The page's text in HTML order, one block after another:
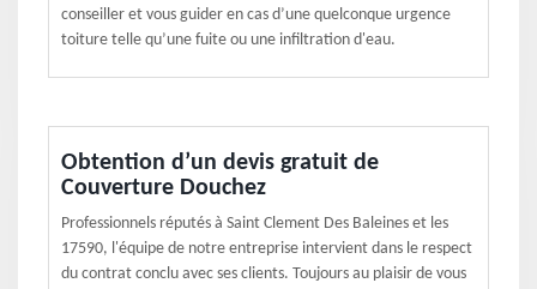
conseiller et vous guider en cas d’une quelconque urgence
toiture telle qu’une fuite ou une infiltration d'eau.
Obtention d’un devis gratuit de
Couverture Douchez
Professionnels réputés à Saint Clement Des Baleines et les
17590, l'équipe de notre entreprise intervient dans le respect
du contrat conclu avec ses clients. Toujours au plaisir de vous